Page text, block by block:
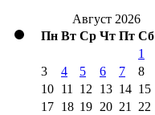
Август 2026
Пн Вт Ср Чт Пт Сб
1
3
4 5 6 7 8
10 11 12 13 14 15
17 18 19 20 21 22